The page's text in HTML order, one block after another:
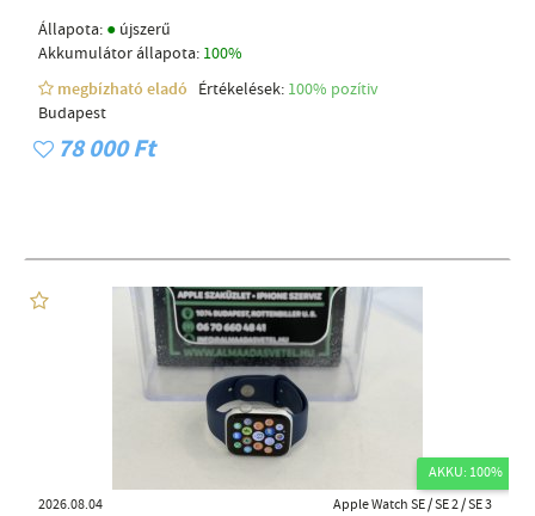
Állapota: ● újszerű
Akkumulátor állapota: 100%
megbízható eladó
Értékelések: 100% pozítiv
Budapest
78 000 Ft
AKKU: 100%
2026.08.04
Apple Watch SE / SE 2 / SE 3